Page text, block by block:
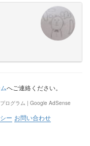
へご連絡ください。
ログラム | Google AdSense
ー お問い合わせ